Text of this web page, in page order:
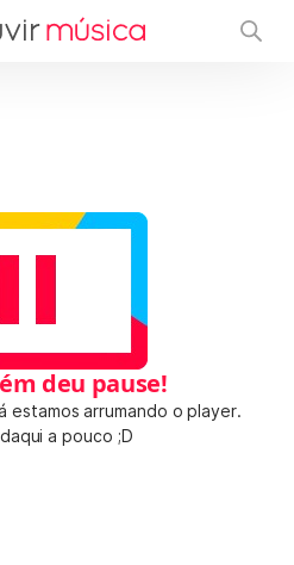
deu pause!
estamos arrumando o player.
a pouco ;D